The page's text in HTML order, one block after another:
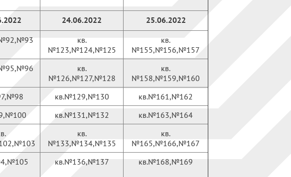
24.06.2022
25.06.2022
кв.
№123,№124,№125
кв.
№155,№156,№157
кв.
№126,№127,№128
кв.
№158,№159,№160
кв.№129,№130
кв.№161,№162
кв.№131,№132
кв.№163,№164
кв.
№133,№134,№135
кв.
№165,№166,№167
кв.№136,№137 кв.№168,№169